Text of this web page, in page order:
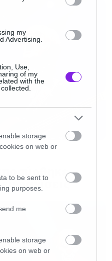
my
Advertising.
Use,
of my
with the
storage
on web or
to be sent to
purposes.
me
storage
on web or
στο ΟΑΚΑ για τα
στις στέγες
Συγκρότημα
αφορά τις ψηλές
αψίδες.